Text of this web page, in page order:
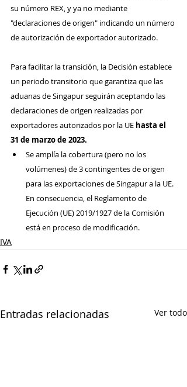
su número REX, y ya no mediante
"declaraciones de origen" indicando un número
de autorización de exportador autorizado.
Para facilitar la transición, la Decisión establece
un periodo transitorio que garantiza que las
aduanas de Singapur seguirán aceptando las
declaraciones de origen realizadas por
exportadores autorizados por la UE hasta el
31 de marzo de 2023.
Se amplía la cobertura (pero no los
volúmenes) de 3 contingentes de origen
para las exportaciones de Singapur a la UE.
En consecuencia, el Reglamento de
Ejecución (UE) 2019/1927 de la Comisión
está en proceso de modificación.
IVA
Entradas relacionadas Ver todo